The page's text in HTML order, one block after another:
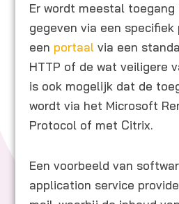
Er wordt meestal
gegeven via een specifiek
een portaal via een
HTTP of de wat veiligere
is ook mogelijk dat de
wordt via het Microsoft
Protocol of met Citrix.
Een voorbeeld van
application service